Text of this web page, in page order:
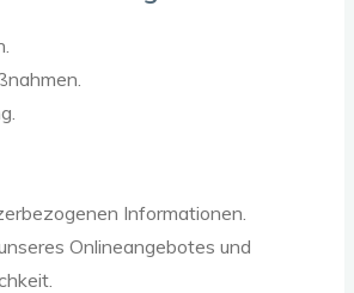
Informationen.
Onlineangebotes und